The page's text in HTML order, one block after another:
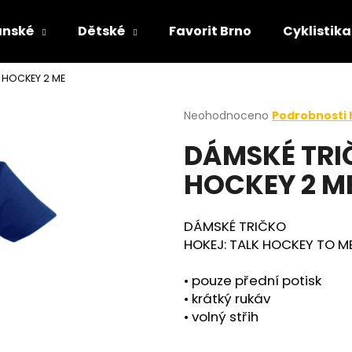
Dětské Favorit Brno Cyklistika
2 ME
Průměrné
produktu
je
0,0
hvězdiček.
Neohodnoceno Podrobnosti
DÁMSKÉ
HOCKEY 2
DÁMSKÉ TRIČKO
HOKEJ: TALK HOCKEY TO
• pouze přední potisk
• krátký rukáv
• volný střih
Co potřebujete najít?
HLEDAT